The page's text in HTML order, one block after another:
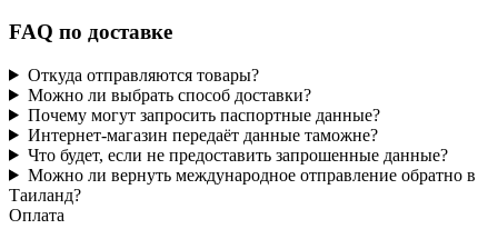
FAQ по доставке
Откуда отправляются товары?
Можно ли выбрать способ доставки?
Почему могут запросить паспортные данные?
Интернет-магазин передаёт данные таможне?
Что будет, если не предоставить запрошенные данные?
Можно ли вернуть международное отправление обратно в
Таиланд?
Оплата